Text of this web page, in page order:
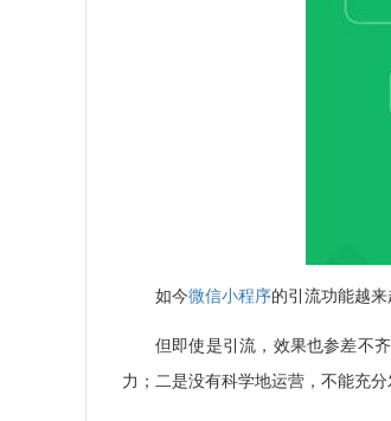
如今微信小程序的引流功能越
但即使是引流，效果也参差不
力；二是没有科学地运营，不能充分